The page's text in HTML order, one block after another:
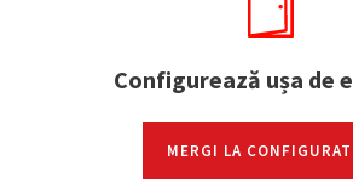
Configurează ușa de
MERGI LA